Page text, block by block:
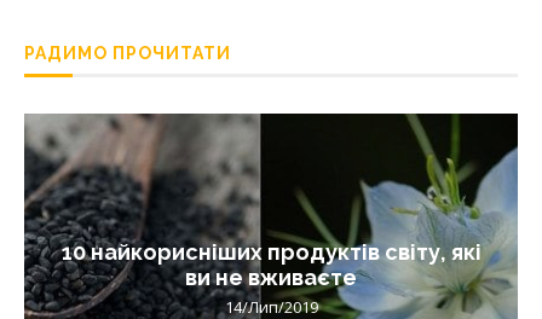
РАДИМО ПРОЧИТАТИ
10 найкорисніших продуктів світу, які
ви не вживаєте
14/Лип/2019